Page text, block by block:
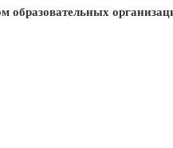
образовательных